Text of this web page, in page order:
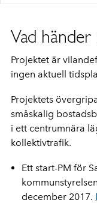
Vad händer
Projektet är
ingen aktuell
Projektets
småskalig
i ett centrumnära
kollektivtrafik.
Ett start-PM för
december 2017.